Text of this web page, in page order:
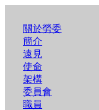
關於勞委
簡介
遠見
使命
架構
委員會
職員